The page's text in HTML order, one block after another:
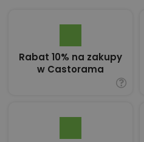
Rabat 10% na zakupy
w Castorama